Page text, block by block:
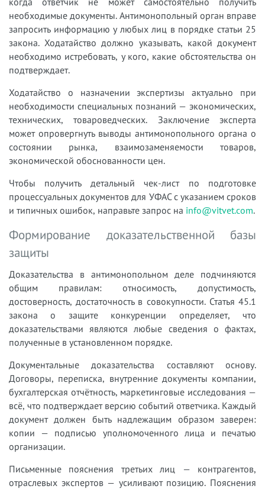
необходимые документы. Антимонопольный орган вправе
запросить информацию у любых лиц в порядке статьи 25
закона. Ходатайство должно указывать, какой документ
необходимо истребовать, у кого, какие обстоятельства он
подтверждает.
Ходатайство о назначении экспертизы актуально при
необходимости специальных познаний — экономических,
технических, товароведческих. Заключение эксперта
может опровергнуть выводы антимонопольного органа о
состоянии рынка, взаимозаменяемости товаров,
экономической обоснованности цен.
Чтобы получить детальный чек-лист по подготовке
процессуальных документов для УФАС с указанием сроков
и типичных ошибок, направьте запрос на info@vitvet.com.
Формирование доказательственной базы
защиты
Доказательства в антимонопольном деле подчиняются
общим правилам: относимость, допустимость,
достоверность, достаточность в совокупности. Статья 45.1
закона о защите конкуренции определяет, что
доказательствами являются любые сведения о фактах,
полученные в установленном порядке.
Документальные доказательства составляют основу.
Договоры, переписка, внутренние документы компании,
бухгалтерская отчётность, маркетинговые исследования —
всё, что подтверждает версию событий ответчика. Каждый
документ должен быть надлежащим образом заверен:
копии — подписью уполномоченного лица и печатью
организации.
Письменные пояснения третьих лиц — контрагентов,
отраслевых экспертов — усиливают позицию. Пояснения